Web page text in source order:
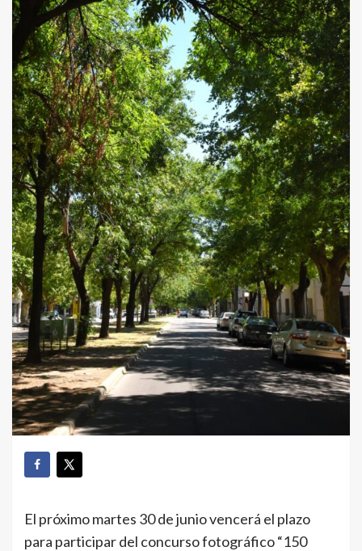
El próximo martes 30 de junio vencerá el plazo
para participar del concurso fotográfico “150